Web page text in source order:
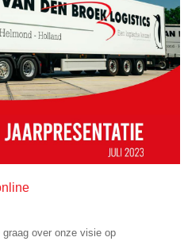
over onze visie op